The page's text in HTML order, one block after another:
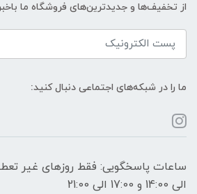
از تخفیف‌ها و جدیدترین‌های فروشگاه ما
ما را در شبکه‌های اجتماعی دنبال کنید:
الی 14:00 و 17:00 الی 21:00